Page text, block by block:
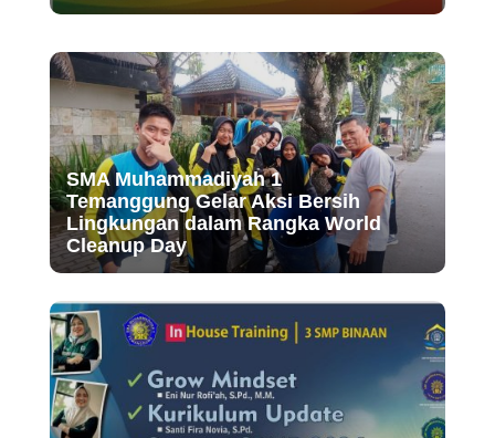
SMA Muhammadiyah 1
Temanggung Gelar Aksi Bersih
Lingkungan dalam Rangka World
Cleanup Day